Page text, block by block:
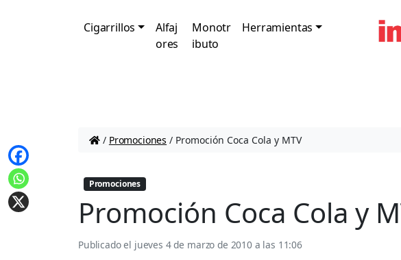
Cigarrillos
Alfaj
ores
Monotr
ibuto
Herramientas
/ Promociones / Promoción Coca Cola y MTV
Promociones
Promoción Coca Cola y
Publicado el jueves 4 de marzo de 2010 a las 11:06